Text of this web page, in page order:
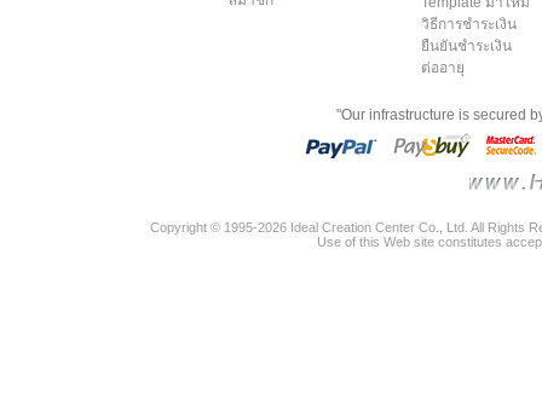
วิธีการชำระเงิน
ยืนยันชำระเงิน
ต่ออายุ
"Our infrastructure is secured
Copyright © 1995-2026 Ideal Creation Center Co., Ltd. All Rights
Use of this Web site constitutes